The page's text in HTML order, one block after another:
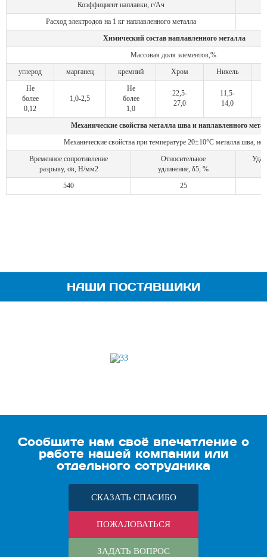
Коэффициент наплавки, г/Ач
Расход электродов на 1 кг наплавленного металла
Химический состав наплавленного металла
Массовая доля элементов,%
углерод
марганец кремний Хром Никель
Не
более
0,12
1,0-2,5
Не
более
1,0
22,5-
27,0
11,5-
14,0
Механические свойства металла шва и наплавленного
Механические свойства при температуре 20±10°С металла шва, не
Временное сопротивление
разрыву, σв, Н/мм2
Относительное
удлинение, δ5, %
540 25
НАШИ ПОСТАВЩИКИ
Сообщите нам своё впечатление о
работе нашей компании или
отдельного сотрудника
СКАЗАТЬ СПАСИБО
ПОЖАЛОВАТЬСЯ
ЗАДАТЬ ВОПРОС